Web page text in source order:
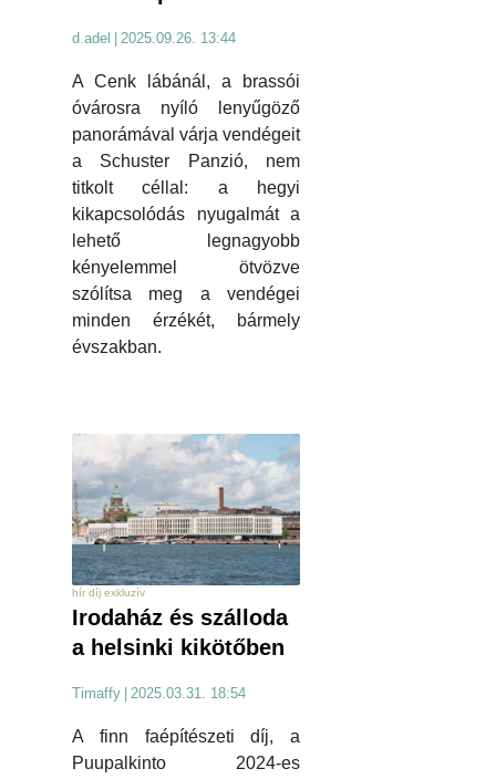
d.adel 2025.09.26. 13:44
A Cenk lábánál, a brassói
óvárosra nyíló lenyűgöző
panorámával várja vendégeit
a Schuster Panzió, nem
titkolt céllal: a hegyi
kikapcsolódás nyugalmát a
lehető legnagyobb
kényelemmel ötvözve
szólítsa meg a vendégei
minden érzékét, bármely
évszakban.
hír díj exkluzív
Irodaház és szálloda
a helsinki kikötőben
Timaffy 2025.03.31. 18:54
A finn faépítészeti díj, a
Puupalkinto 2024-es